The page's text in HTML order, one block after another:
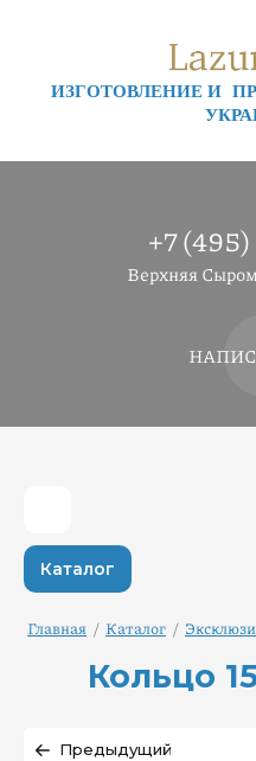
ИЗГОТОВЛЕНИЕ И
+7
Верхняя
Каталог
Главная / Каталог /
Кольцо
Предыдущий